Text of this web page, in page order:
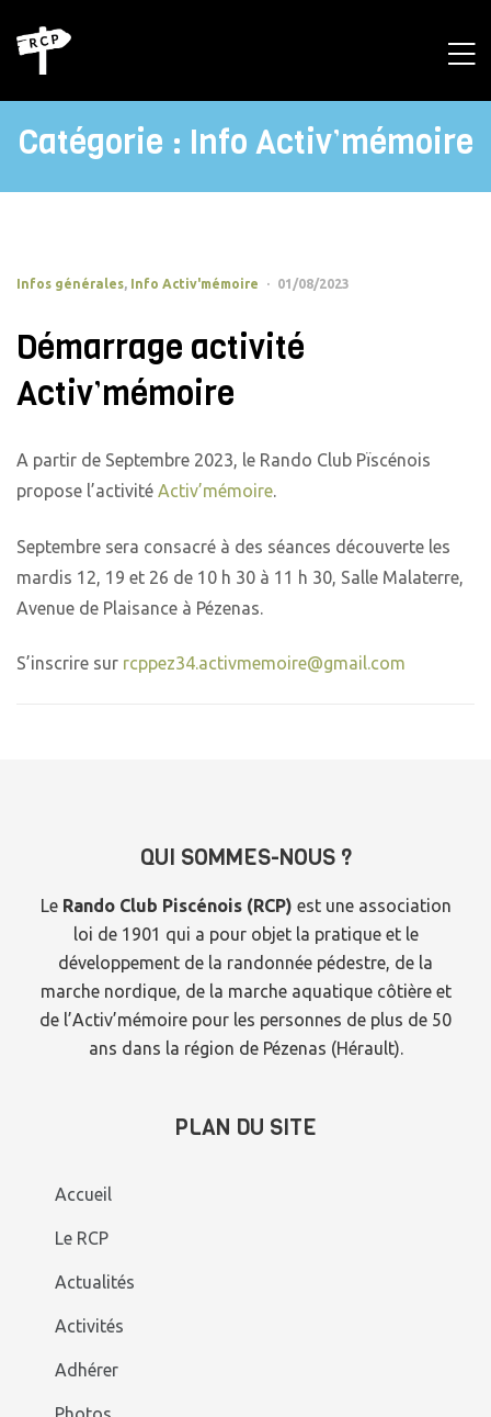
Catégorie : Info Activ’mémoire
Infos générales, Info Activ'mémoire 01/08/2023
Démarrage activité
Activ’mémoire
A partir de Septembre 2023, le Rando Club Pïscénois
propose l’activité Activ’mémoire.
Septembre sera consacré à des séances découverte les
mardis 12, 19 et 26 de 10 h 30 à 11 h 30, Salle Malaterre,
Avenue de Plaisance à Pézenas.
S’inscrire sur rcppez34.activmemoire@gmail.com
QUI SOMMES-NOUS ?
Le Rando Club Piscénois (RCP) est une association
loi de 1901 qui a pour objet la pratique et le
développement de la randonnée pédestre, de la
marche nordique, de la marche aquatique côtière et
de l’Activ’mémoire pour les personnes de plus de 50
ans dans la région de Pézenas (Hérault).
PLAN DU SITE
Accueil
Le RCP
Actualités
Activités
Adhérer